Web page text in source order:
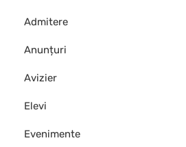
Admitere
Anunțuri
Avizier
Elevi
Evenimente